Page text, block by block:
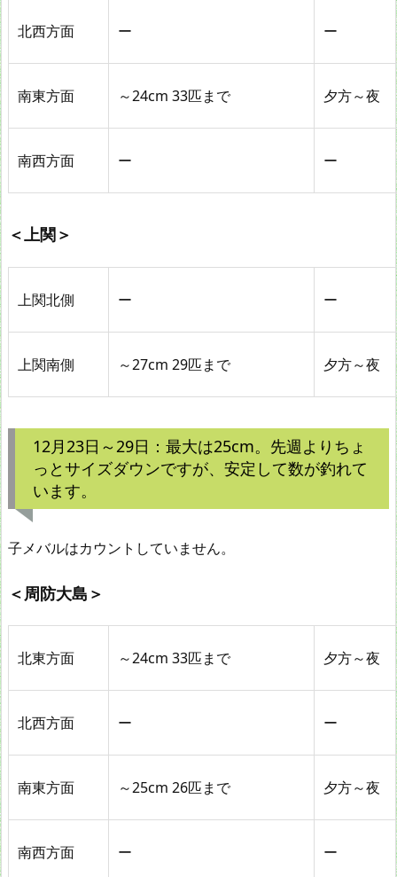
北西方面 ー ー
南東方面 ～24cm 33匹まで 夕方～夜
南西方面 ー ー
＜上関＞
上関北側 ー ー
上関南側 ～27cm 29匹まで 夕方～夜
12月23日～29日：最大は25cm。先週よりちょ
っとサイズダウンですが、安定して数が釣れて
います。
子メバルはカウントしていません。
＜周防大島＞
北東方面 ～24cm 33匹まで 夕方～夜
北西方面 ー ー
南東方面 ～25cm 26匹まで 夕方～夜
南西方面 ー ー